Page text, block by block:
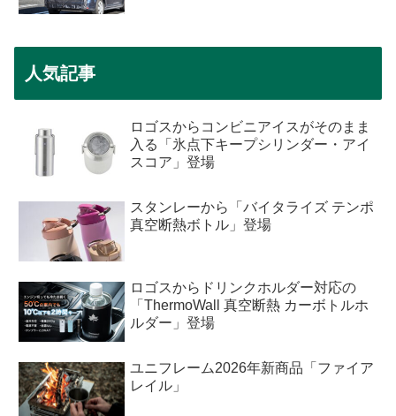
人気記事
ロゴスからコンビニアイスがそのまま
入る「氷点下キープシリンダー・アイ
スコア」登場
スタンレーから「バイタライズ テンポ
真空断熱ボトル」登場
ロゴスからドリンクホルダー対応の
「ThermoWall 真空断熱 カーボトルホ
ルダー」登場
ユニフレーム2026年新商品「ファイア
レイル」